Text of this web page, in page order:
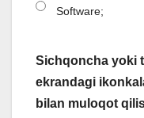
Software;
Sichqoncha yoki
ekrandagi
bilan muloqot